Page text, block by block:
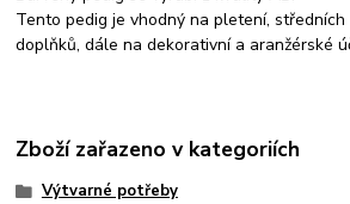
Tento pedig je vhodný na pletení,
doplňků, dále na dekorativní a aranžérské
Zboží zařazeno v kategoriích
Výtvarné potřeby